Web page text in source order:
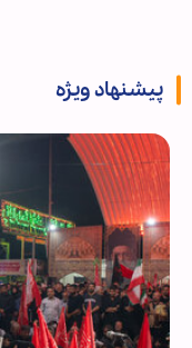
پیشنهاد ویژه